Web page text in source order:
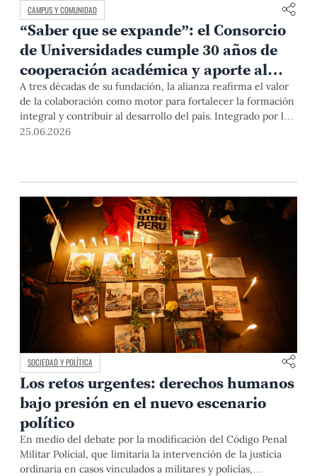
CAMPUS Y COMUNIDAD
“Saber que se expande”: el Consorcio
de Universidades cumple 30 años de
cooperación académica y aporte al
Perú
A tres décadas de su fundación, la alianza reafirma el valor
de la colaboración como motor para fortalecer la formación
integral y contribuir al desarrollo del país. Integrado por la
PUCP, la Universidad Peruana Cayetano Heredia, la
apostando por el diálogo y la cooperación.
25.06.2026
SOCIEDAD Y POLÍTICA
Los retos urgentes: derechos humanos
bajo presión en el nuevo escenario
político
En medio del debate por la modificación del Código Penal
Militar Policial, que limitaría la intervención de la justicia
ordinaria en casos vinculados a militares y policías,